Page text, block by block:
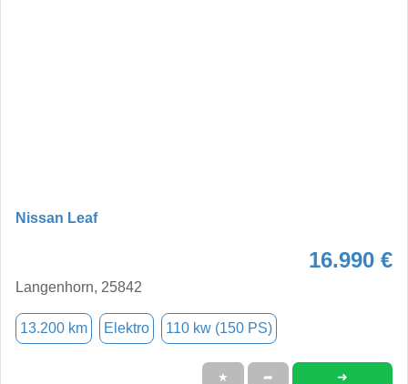
Nissan Leaf
16.990 €
Langenhorn, 25842
13.200 km Elektro 110 kw (150 PS)
★ ➦ ➜